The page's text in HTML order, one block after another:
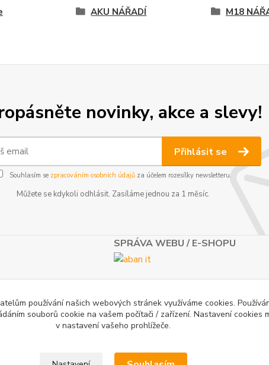
AKU NÁŘADÍ M18
novinky, akce a slevy!
Přihlásit se
Souhlasím se zpracováním osobních údajůza účelem rozesílky newsletteru.
Můžete se kdykoli odhlásit. Zasíláme jednou za 1 měsíc.
SPRÁVA WEBU / E-SHOPU
používání našich webových stránek využíváme cookies.
souborů cookie na vašem počítači / zařízení. Nastavení cookies
v nastavení vašeho prohlížeče.